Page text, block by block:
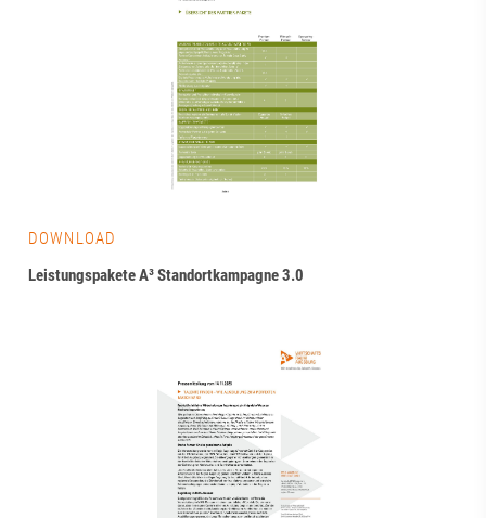
DOWNLOAD
Leistungspakete A³ Standortkampagne 3.0